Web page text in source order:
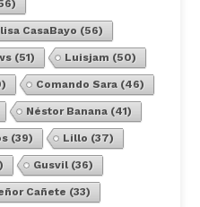
CasaBayo (56)
(51) Luisjam (50)
Comando Sara(46)
Néstor Banana(41)
(39) Lillo (37)
Gusvil(36)
Cañete (33)